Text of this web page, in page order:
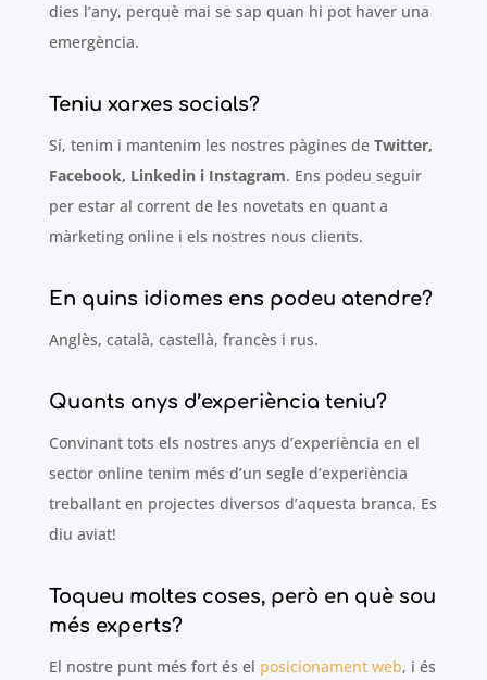
dies l’any, perquè mai se sap quan hi pot haver una
emergència.
Teniu xarxes socials?
Sí, tenim i mantenim les nostres pàgines de Twitter,
Facebook, Linkedin i Instagram. Ens podeu seguir
per estar al corrent de les novetats en quant a
màrketing online i els nostres nous clients.
En quins idiomes ens podeu atendre?
Anglès, català, castellà, francès i rus.
Quants anys d’experiència teniu?
Convinant tots els nostres anys d’experiència en el
sector online tenim més d’un segle d’experiència
treballant en projectes diversos d’aquesta branca. Es
diu aviat!
Toqueu moltes coses, però en què sou
més experts?
El nostre punt més fort és el posicionament web, i és